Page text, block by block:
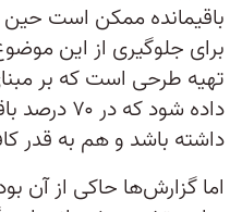
باقیمانده ممکن است
برای جلوگیری از این
تهیه طرحی است که بر
داده شود
داشته باشد و هم به قدر
اما گزارش‌‌ها حاکی از آن